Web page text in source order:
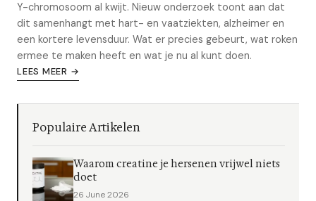
Y-chromosoom al kwijt. Nieuw onderzoek toont aan dat
dit samenhangt met hart- en vaatziekten, alzheimer en
een kortere levensduur. Wat er precies gebeurt, wat roken
ermee te maken heeft en wat je nu al kunt doen.
LEES MEER →
Populaire Artikelen
Waarom creatine je hersenen vrijwel niets
doet
26 June 2026